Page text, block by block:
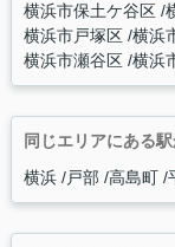
横浜市保土ケ谷区
横浜市戸塚区 横浜
横浜市瀬谷区 横浜
同じエリアにある
横浜 戸部 高島町